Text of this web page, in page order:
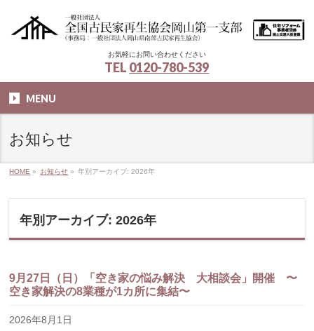
お気軽にお問い合わせください
TEL 0120-780-539
MENU
お知らせ
HOME » お知らせ » 年別アーカイブ: 2026年
年別アーカイブ: 2026年
9月27日（日）「空き家の悩み解決 大相談会」開催 〜
空き家解決の8業種が1カ所に集結〜
2026年8月1日